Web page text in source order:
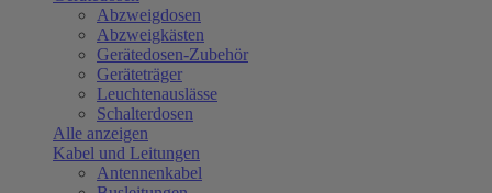
Abzweigdosen
Abzweigkästen
Gerätedosen-Zubehör
Geräteträger
Leuchtenauslässe
Schalterdosen
Alle anzeigen
Kabel und Leitungen
Antennenkabel